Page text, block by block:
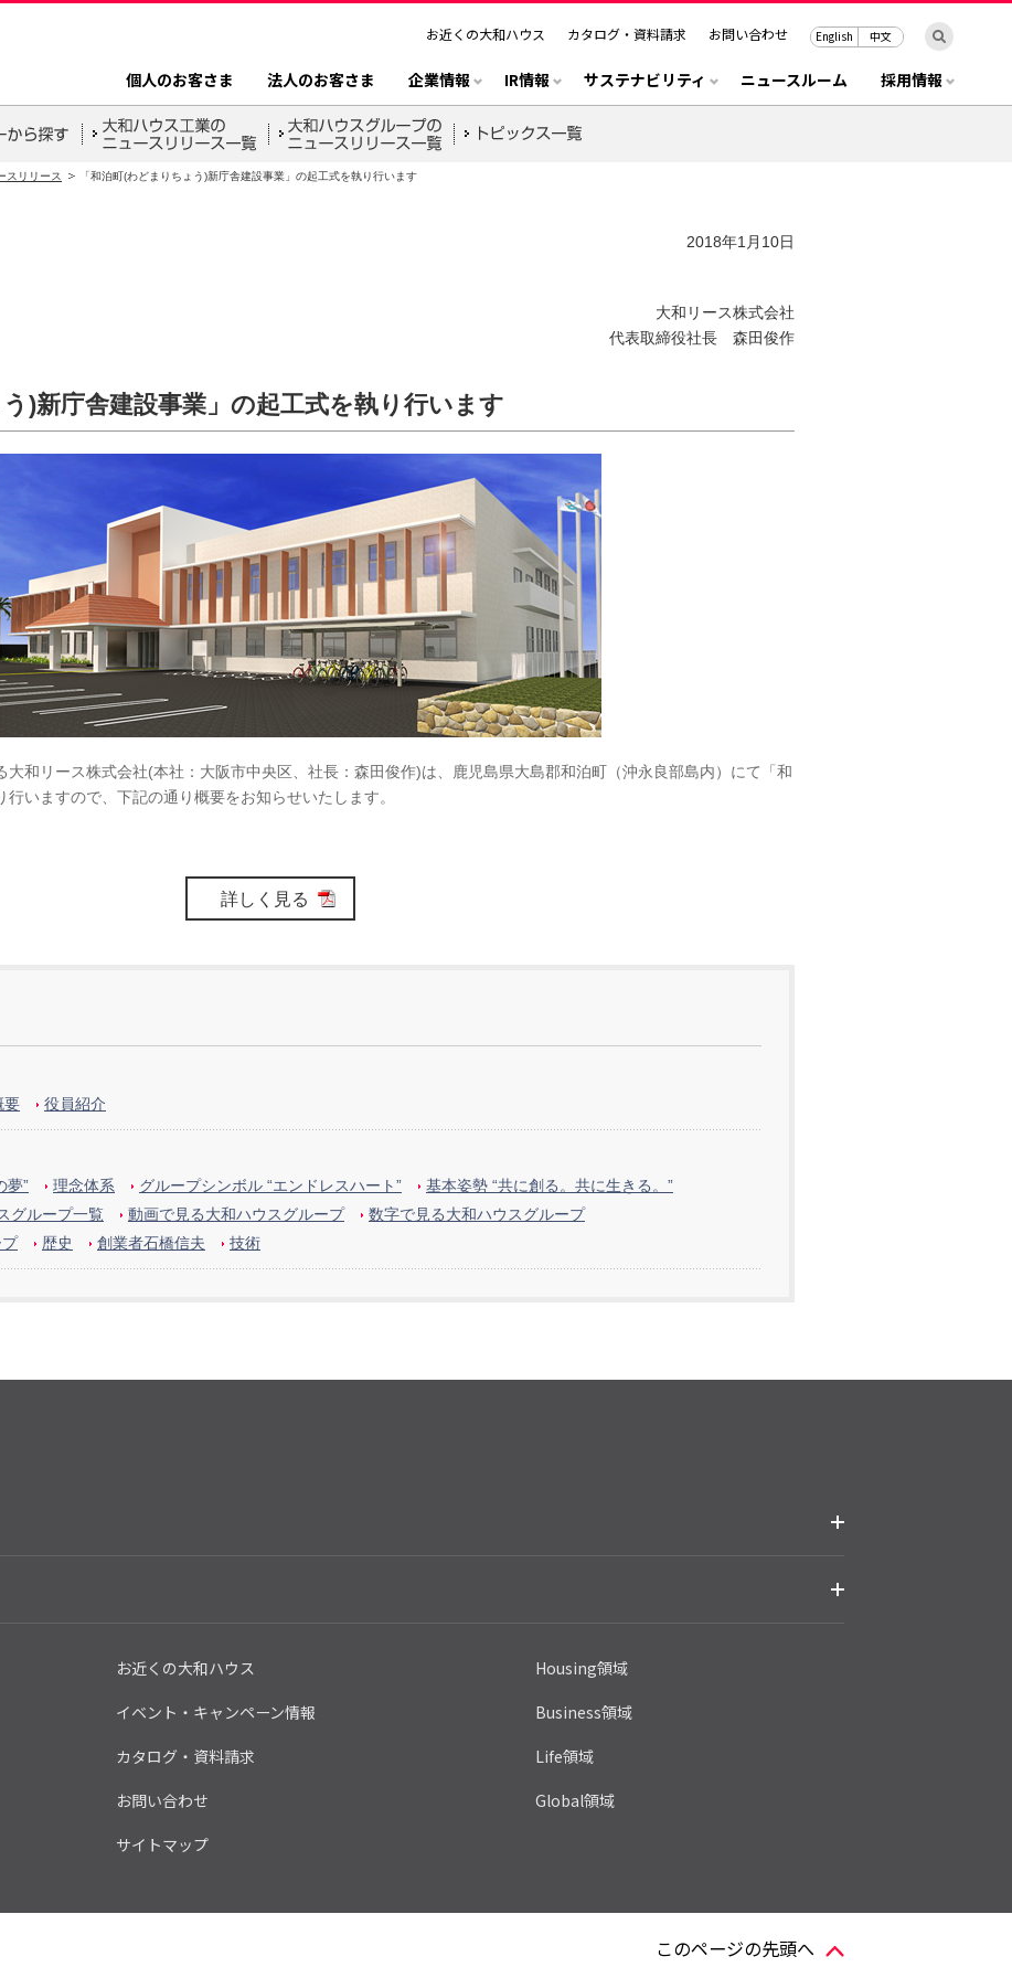
お近くの大和ハウス カタログ・資料請求 お問い合わせ English 中文
個人のお客さま 法人のお客さま 企業情報 IR情報 サステナビリティ ニュースルーム 採用情報
スリリース 「和泊町(わどまりちょう)新庁舎建設事業」の起工式を執り行います
2018年1月10日
大和リース株式会社
代表取締役社長 森田俊作
)新庁舎建設事業」の起工式を執り行います
和リース株式会社(本社：大阪市中央区、社長：森田俊作)は、鹿児島県大島郡和泊町（沖永良部島内）にて「和
いますので、下記の通り概要をお知らせいたします。
詳しく見る
要 役員紹介
夢”
理念体系 グループシンボル “エンドレスハート”
基本姿勢 “共に創る。共に生きる。”
グループ一覧 動画で見る大和ハウスグループ
数字で見る大和ハウスグループ
歴史 創業者石橋信夫 技術
お近くの大和ハウス
イベント・キャンペーン情報
カタログ・資料請求
お問い合わせ
サイトマップ
Housing領域
Business領域
Life領域
Global領域
このページの先頭へ